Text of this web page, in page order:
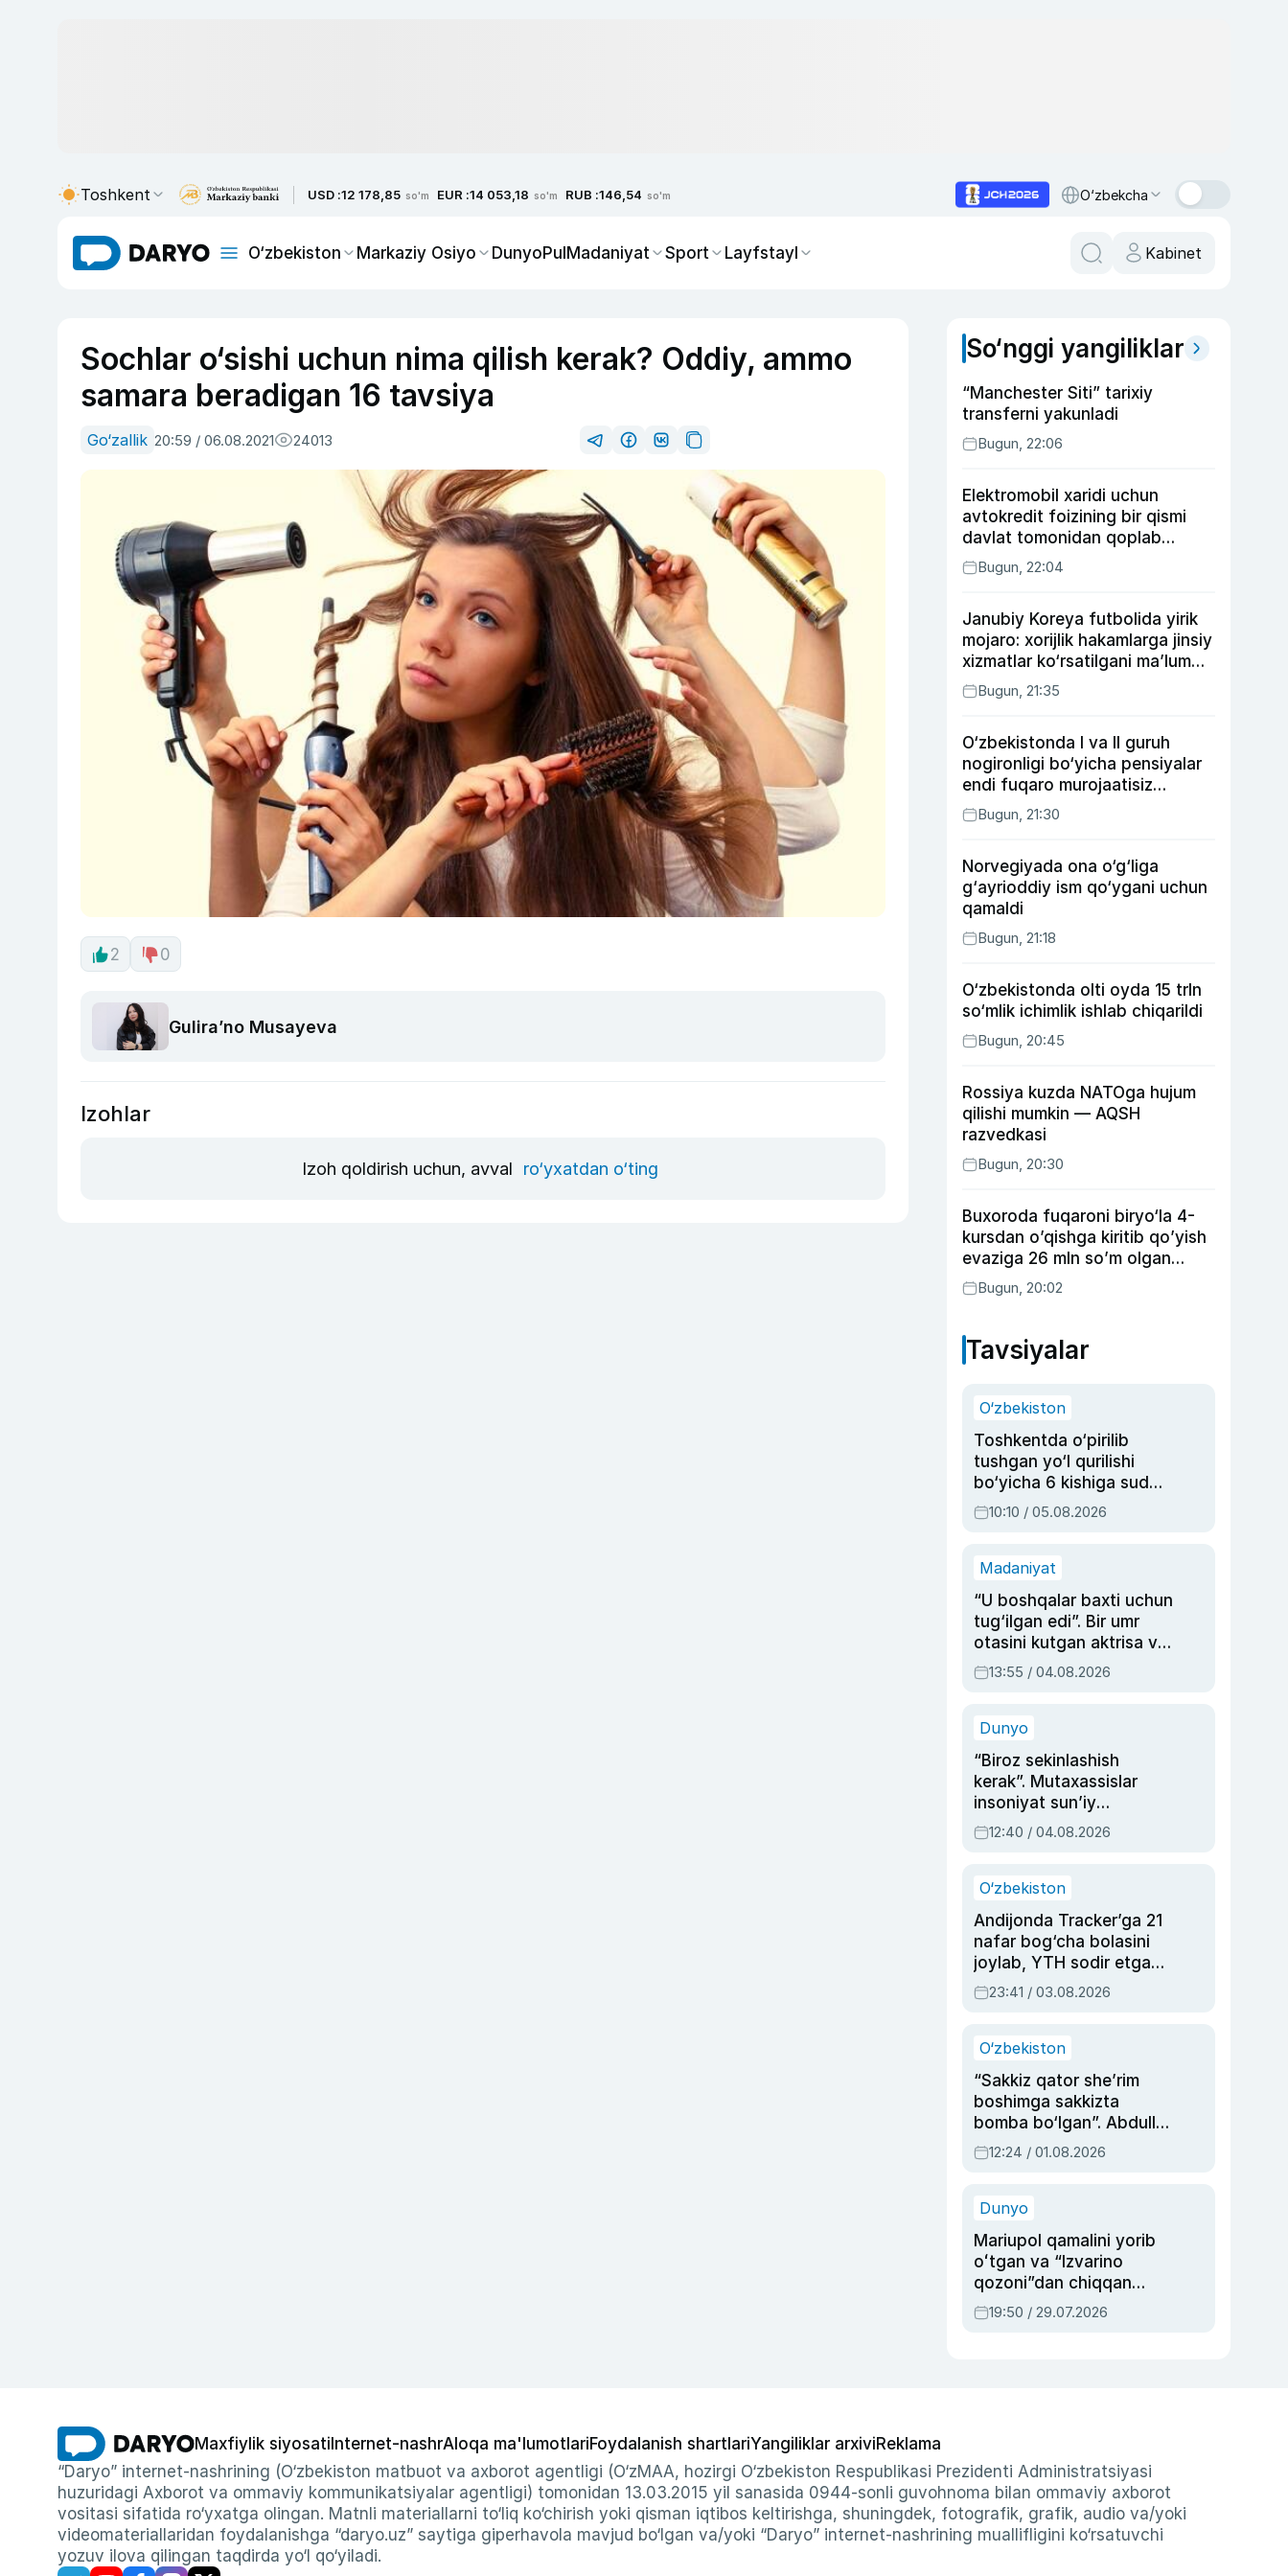
Toshkent USD :12 178,85 so'm EUR :14 053,18 so'm RUB :146,54 so'm O‘zbekcha
O‘zbekiston Markaziy Osiyo DunyoPulMadaniyat Sport Layfstayl Kabinet
Sochlar o‘sishi uchun nima qilish kerak? Oddiy, ammo
samara beradigan 16 tavsiya
Go‘zallik 20:59 / 06.08.2021 24013
2 0
Guliraʼno Musayeva
Izohlar
Izoh qoldirish uchun, avval ro‘yxatdan o‘ting
So‘nggi yangiliklar
“Manchester Siti” tarixiy
transferni yakunladi
Bugun, 22:06
Elektromobil xaridi uchun
avtokredit foizining bir qismi
davlat tomonidan qoplab
berilishi mumkin
Bugun, 22:04
Janubiy Koreya futbolida yirik
mojaro: xorijlik hakamlarga jinsiy
xizmatlar ko‘rsatilgani ma’lum
qilindi
Bugun, 21:35
O‘zbekistonda I va II guruh
nogironligi bo‘yicha pensiyalar
endi fuqaro murojaatisiz
tayinlanishi mumkin
Bugun, 21:30
Norvegiyada ona o‘g‘liga
g‘ayrioddiy ism qo‘ygani uchun
qamaldi
Bugun, 21:18
O‘zbekistonda olti oyda 15 trln
so‘mlik ichimlik ishlab chiqarildi
Bugun, 20:45
Rossiya kuzda NATOga hujum
qilishi mumkin — AQSH
razvedkasi
Bugun, 20:30
Buxoroda fuqaroni biryo‘la 4-
kursdan o’qishga kiritib qo’yish
evaziga 26 mln so’m olgan
shaxs ushlandi
Bugun, 20:02
Tavsiyalar
O‘zbekiston
Toshkentda o‘pirilib
tushgan yo‘l qurilishi
bo‘yicha 6 kishiga sud
hukmi o‘qildi
10:10 / 05.08.2026
Madaniyat
“U boshqalar baxti uchun
tug‘ilgan edi”. Bir umr
otasini kutgan aktrisa va
dublyaj ustasi Rimma
Ahmedovaning
13:55 / 04.08.2026
Dunyo
“Biroz sekinlashish
kerak”. Mutaxassislar
insoniyat sun’iy
intellektni boshqara
olmay qolishidan xavotir
12:40 / 04.08.2026
O‘zbekiston
Andijonda Tracker’ga 21
nafar bog‘cha bolasini
joylab, YTH sodir etgan
ayolga sud hukmi o‘qildi
23:41 / 03.08.2026
O‘zbekiston
“Sakkiz qator she’rim
boshimga sakkizta
bomba bo‘lgan”. Abdulla
Oripovni siyosiy
ayblovlardan asrab
12:24 / 01.08.2026
Dunyo
Mariupol qamalini yorib
oʻtgan va “Izvarino
qozoni”dan chiqqan
qahramon — Ukraina
armiyasi bosh
19:50 / 29.07.2026
Maxfiylik siyosati Internet-nashrAloqa ma'lumotlariFoydalanish shartlariYangiliklar arxiviReklama
“Daryo” internet-nashrining (O‘zbekiston matbuot va axborot agentligi (O‘zMAA, hozirgi O‘zbekiston Respublikasi Prezidenti Administratsiyasi
huzuridagi Axborot va ommaviy kommunikatsiyalar agentligi) tomonidan 13.03.2015 yil sanasida 0944-sonli guvohnoma bilan ommaviy axborot
vositasi sifatida ro‘yxatga olingan. Matnli materiallarni to‘liq ko‘chirish yoki qisman iqtibos keltirishga, shuningdek, fotografik, grafik, audio va/yoki
videomateriallaridan foydalanishga “daryo.uz” saytiga giperhavola mavjud bo‘lgan va/yoki “Daryo” internet-nashrining muallifligini ko‘rsatuvchi
yozuv ilova qilingan taqdirda yo‘l qo‘yiladi.